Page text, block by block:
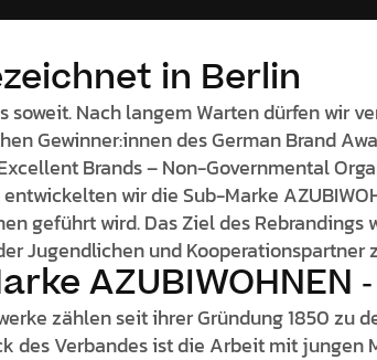
in Berlin
soweit. Nach langem Warten dürfen wir
Gewinner:innen des German Brand
Brands – Non-Governmental
wir die Sub-Marke
geführt wird. Das Ziel des
Jugendlichen und
zählen seit ihrer Gründung 1850 zu
des Verbandes ist die Arbeit mit